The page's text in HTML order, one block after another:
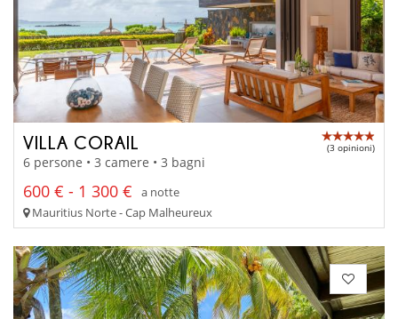
VILLA CORAIL (3 opinioni)
6 persone • 3 camere • 3 bagni
600 € - 1 300 €
a notte
Mauritius Norte - Cap Malheureux